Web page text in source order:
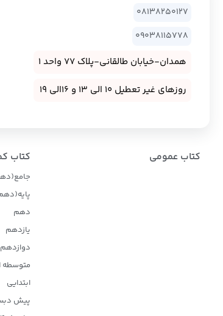
08138250127
09038115778
همدان-خیابان طالقانی-پلاک 77 واحد 1
روزهای غیر تعطیل 10 الی 13 و 16الی 19
کتاب عمومی کتاب
دهم
یازدهم
دوازدهم
متوسطه
ابتدایی
پیش